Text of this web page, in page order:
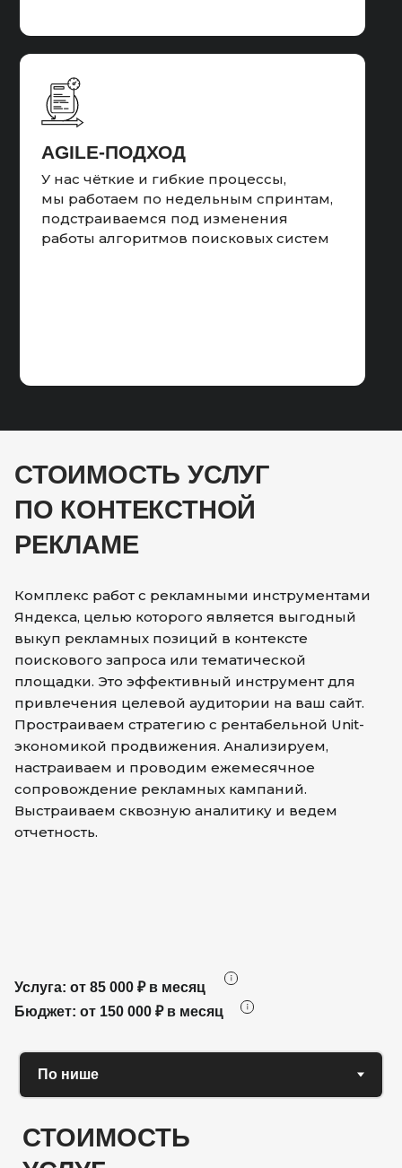
AGILE-ПОДХОД
У нас чёткие и гибкие процессы,
мы работаем по недельным спринтам,
подстраиваемся под изменения
работы алгоритмов поисковых систем
СТОИМОСТЬ УСЛУГ
ПО КОНТЕКСТНОЙ
РЕКЛАМЕ
Комплекс работ с рекламными инструментами
Яндекса, целью которого является выгодный
выкуп рекламных позиций в контексте
поискового запроса или тематической
площадки. Это эффективный инструмент для
привлечения целевой аудитории на ваш сайт.
Простраиваем стратегию с рентабельной Unit-
экономикой продвижения. Анализируем,
настраиваем и проводим ежемесячное
сопровождение рекламных кампаний.
Выстраиваем сквозную аналитику и ведем
отчетность.
Услуга: от 85 000 ₽ в месяц
Бюджет: от 150 000 ₽ в месяц
СТОИМОСТЬ